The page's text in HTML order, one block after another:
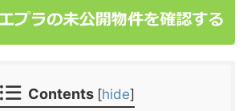
Contents [hide]